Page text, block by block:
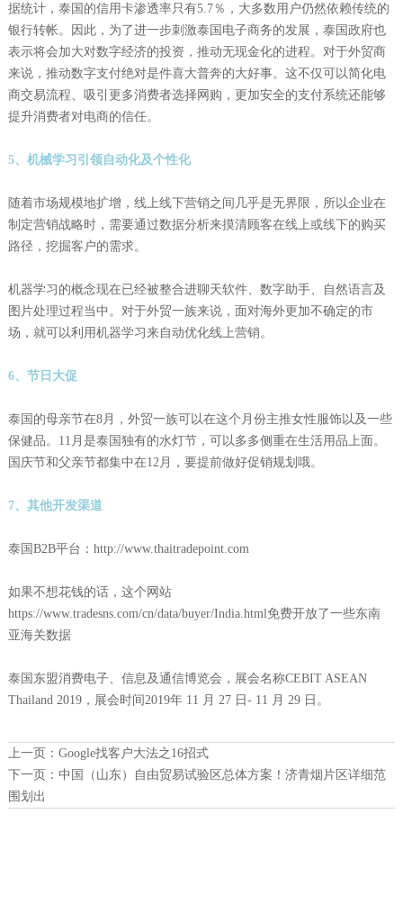
据统计，泰国的信用卡渗透率只有5.7％，大多数用户仍然依赖传统的
银行转帐。因此，为了进一步刺激泰国电子商务的发展，泰国政府也
表示将会加大对数字经济的投资，推动无现金化的进程。对于外贸商
来说，推动数字支付绝对是件喜大普奔的大好事。这不仅可以简化电
商交易流程、吸引更多消费者选择网购，更加安全的支付系统还能够
提升消费者对电商的信任。
5、机械学习引领自动化及个性化
随着市场规模地扩增，线上线下营销之间几乎是无界限，所以企业在
制定营销战略时，需要通过数据分析来摸清顾客在线上或线下的购买
路径，挖掘客户的需求。
机器学习的概念现在已经被整合进聊天软件、数字助手、自然语言及
图片处理过程当中。对于外贸一族来说，面对海外更加不确定的市
场，就可以利用机器学习来自动优化线上营销。
6、节日大促
泰国的母亲节在8月，外贸一族可以在这个月份主推女性服饰以及一些
保健品。11月是泰国独有的水灯节，可以多多侧重在生活用品上面。
国庆节和父亲节都集中在12月，要提前做好促销规划哦。
7、其他开发渠道
泰国B2B平台：http://www.thaitradepoint.com
如果不想花钱的话，这个网站
https://www.tradesns.com/cn/data/buyer/India.html免费开放了一些东南
亚海关数据
泰国东盟消费电子、信息及通信博览会，展会名称CEBIT ASEAN
Thailand 2019，展会时间2019年 11 月 27 日- 11 月 29 日。
上一页： Google找客户大法之16招式
下一页： 中国（山东）自由贸易试验区总体方案！济青烟片区详细范
围划出